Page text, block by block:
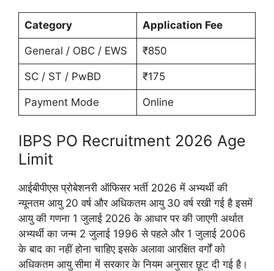
Category Application Fee
General / OBC / EWS ₹850
SC / ST / PwBD ₹175
Payment Mode Online
IBPS PO Recruitment 2026 Age
Limit
आईबीपीएस प्रोबेशनरी ऑफिसर भर्ती 2026 में अभ्यर्थी की
न्यूनतम आयु 20 वर्ष और अधिकतम आयु 30 वर्ष रखी गई है इसमें
आयु की गणना 1 जुलाई 2026 के आधार पर की जाएगी अर्थात
अभ्यर्थी का जन्म 2 जुलाई 1996 से पहले और 1 जुलाई 2006
के बाद का नहीं होना चाहिए इसके अलावा आरक्षित वर्गों को
अधिकतम आयु सीमा में सरकार के नियम अनुसार छूट दी गई है।